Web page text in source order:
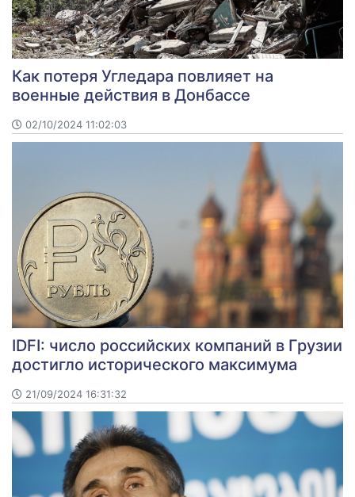
Как потеря Угледара повлияет на
военные действия в Донбассе
02/10/2024 11:02:03
IDFI: число российских компаний в Грузии
достигло исторического максимума
21/09/2024 16:31:32